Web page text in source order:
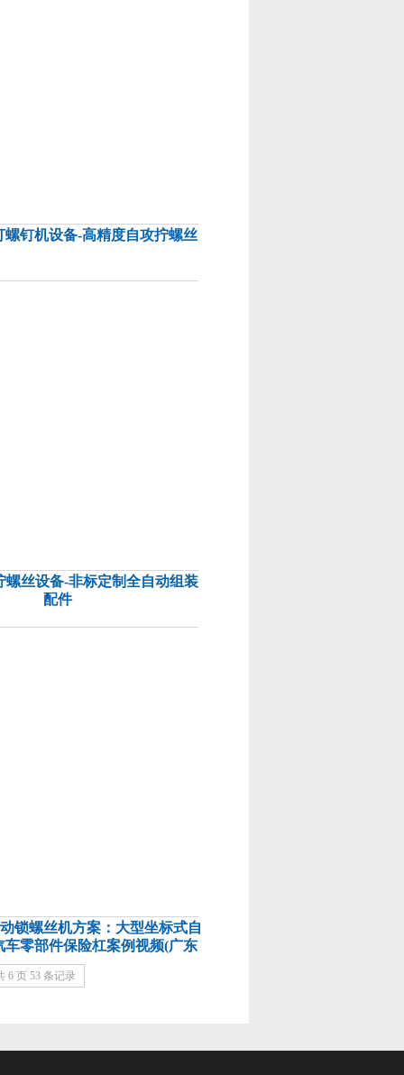
螺钉机设备-高精度自攻拧螺丝
丝设备-非标定制全自动组装
配件
锁螺丝机方案：大型坐标式自
车零部件保险杠案例视频(广东
广州本田汽车)
6 页 53 条记录